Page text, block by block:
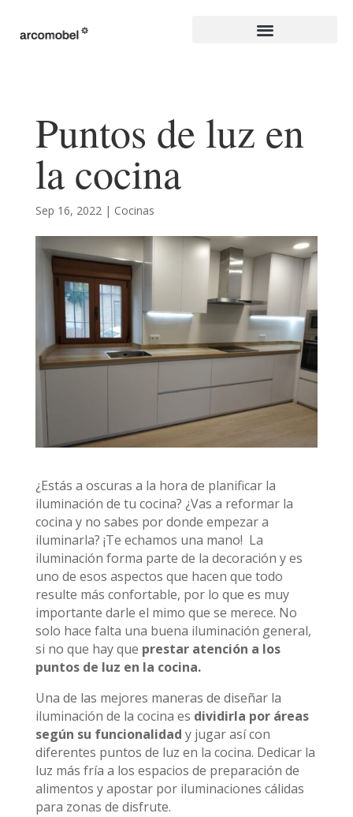
Puntos de luz en
la cocina
Sep 16, 2022| Cocinas
¿Estás a oscuras a la hora de planificar la
iluminación de tu cocina? ¿Vas a reformar la
cocina y no sabes por donde empezar a
iluminarla? ¡Te echamos una mano! La
iluminación forma parte de la decoración y es
uno de esos aspectos que hacen que todo
resulte más confortable, por lo que es muy
importante darle el mimo que se merece. No
solo hace falta una buena iluminación general,
si no que hay que prestar atención a los
puntos de luz en la cocina.
Una de las mejores maneras de diseñar la
iluminación de la cocina es dividirla por áreas
según su funcionalidad y jugar así con
diferentes puntos de luz en la cocina. Dedicar la
luz más fría a los espacios de preparación de
alimentos y apostar por iluminaciones cálidas
para zonas de disfrute.